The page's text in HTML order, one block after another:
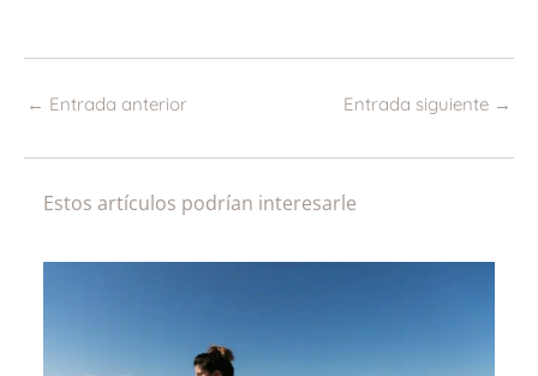
← Entrada anterior Entrada siguiente →
Estos artículos podrían interesarle